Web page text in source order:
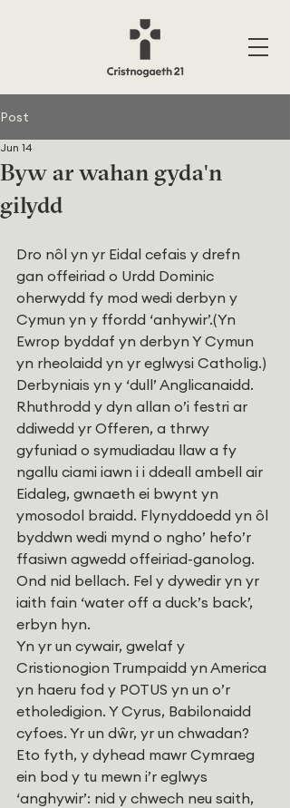
Post
Byw ar wahan gyda'n
gilydd
Jun 14
Dro nôl yn yr Eidal cefais y drefn
gan offeiriad o Urdd Dominic
oherwydd fy mod wedi derbyn y
Cymun yn y ffordd ‘anhywir’.(Yn
Ewrop byddaf yn derbyn Y Cymun
yn rheolaidd yn yr eglwysi Catholig.)
Derbyniais yn y ‘dull’ Anglicanaidd.
Rhuthrodd y dyn allan o’i festri ar
ddiwedd yr Offeren, a thrwy
gyfuniad o symudiadau llaw a fy
ngallu ciami iawn i i ddeall ambell air
Eidaleg, gwnaeth ei bwynt yn
ymosodol braidd. Flynyddoedd yn ôl
byddwn wedi mynd o ngho’ hefo’r
ffasiwn agwedd offeiriad-ganolog.
Ond nid bellach. Fel y dywedir yn yr
iaith fain ‘water off a duck’s back’,
erbyn hyn.
Yn yr un cywair, gwelaf y
Cristionogion Trumpaidd yn America
yn haeru fod y POTUS yn un o’r
etholedigion. Y Cyrus, Babilonaidd
cyfoes. Yr un dŵr, yr un chwadan?
Eto fyth, y dyhead mawr Cymraeg
ein bod y tu mewn i’r eglwys
‘anghywir’: nid y chwech neu saith,